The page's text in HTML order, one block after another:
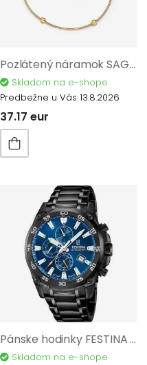
Pozlátený náramok SAGAPO Chunky SHK54
Skladom na e-shope
Predbežne u Vás 13.8.2026
37.17 eur
Pánske hodinky FESTINA Timeless Chronograph 20735/1
Skladom na e-shope